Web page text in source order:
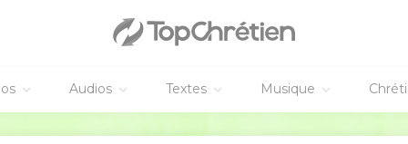
Audios Textes Musique
faites envers tous les frères dans la Macédoine entière.
à vivre tranquilles, à vous occuper de vos propres affaires,
conduisiez honnêtement envers ceux du dehors, et que vous